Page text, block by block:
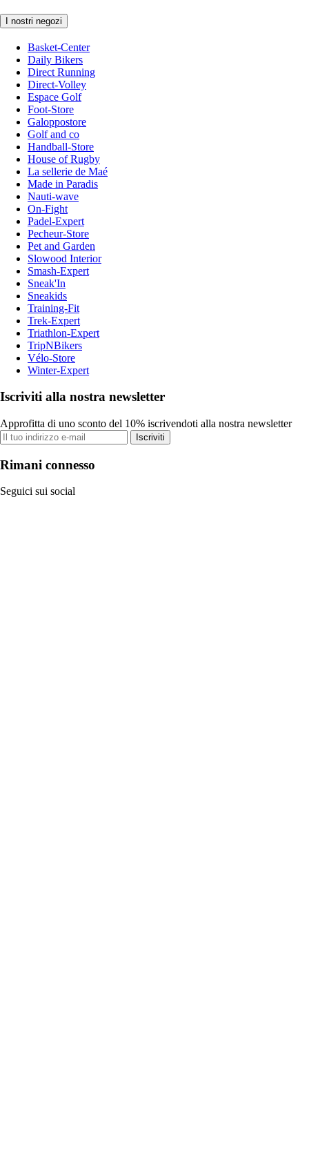
I nostri negozi
Basket-Center
Daily Bikers
Direct Running
Direct-Volley
Espace Golf
Foot-Store
Galoppostore
Golf and co
Handball-Store
House of Rugby
La sellerie de Maé
Made in Paradis
Nauti-wave
On-Fight
Padel-Expert
Pecheur-Store
Pet and Garden
Slowood Interior
Smash-Expert
Sneak'In
Sneakids
Training-Fit
Trek-Expert
Triathlon-Expert
TripNBikers
Vélo-Store
Winter-Expert
Iscriviti alla nostra newsletter
Approfitta di uno sconto del 10% iscrivendoti alla nostra newsletter
Iscriviti
Rimani connesso
Seguici sui social